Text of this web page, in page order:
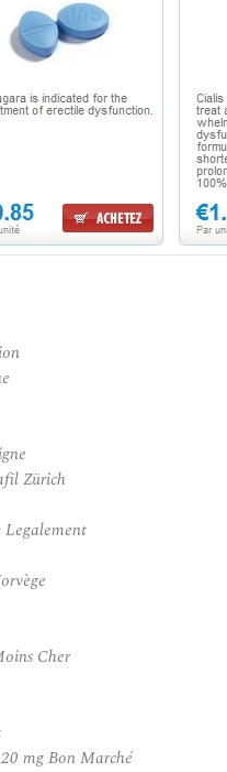
Zürich
Cher
mg Bon Marché